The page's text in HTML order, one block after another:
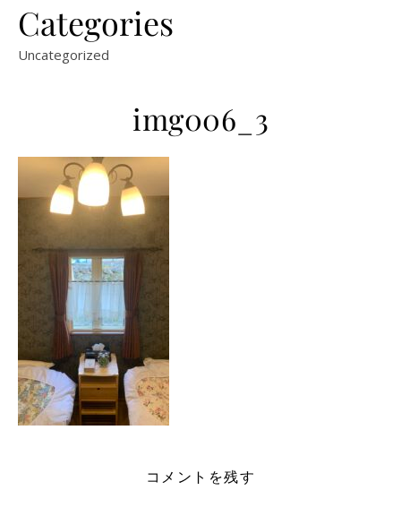
Categories
Uncategorized
img006_3
コメントを残す